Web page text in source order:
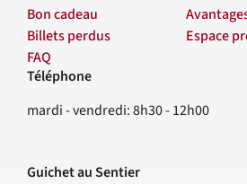
Bon cadeau
Billets perdus
FAQ
Espace
Contact
Téléphone
mardi - vendredi: 8h30 - 12h00
Guichet au Sentier